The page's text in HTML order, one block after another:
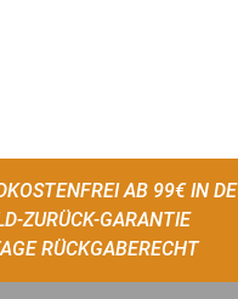
AB 99€ IN DE
ZURÜCK-GARANTIE
RÜCKGABERECHT